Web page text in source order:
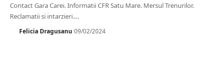
Contact Gara Carei. Informatii CFR Satu Mare. Mersul Trenurilor.
Reclamatii si intarzieri.…
Felicia Dragusanu 09/02/2024